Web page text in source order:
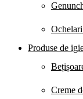
Produse de
Creme